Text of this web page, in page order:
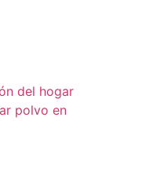
del hogar
polvo en